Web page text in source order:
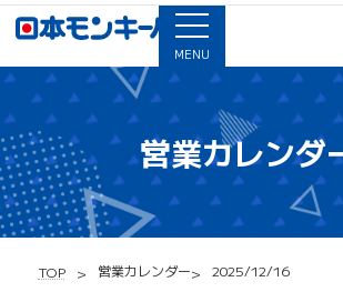
MENU
営業カレンダ
TOP 営業カレンダー 2025/12/16